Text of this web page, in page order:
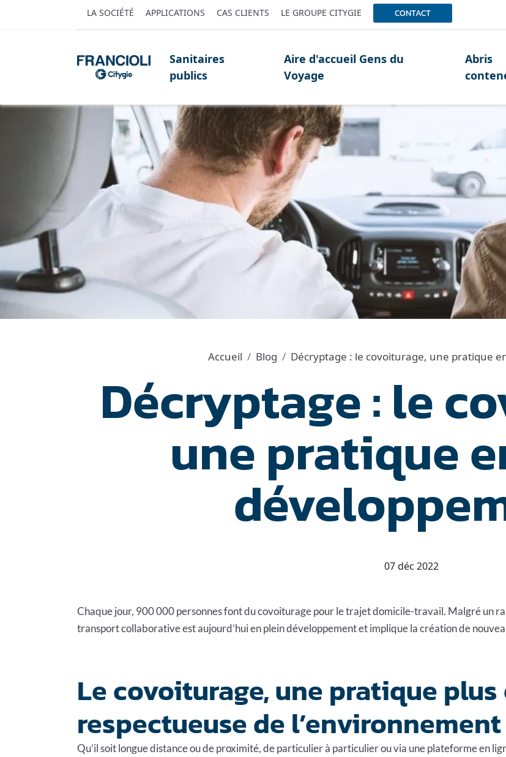
LA SOCIÉTÉ APPLICATIONS CAS CLIENTS LE GROUPE CITYGIE CONTACT
Sanitaires
publics
Aire d'accueil Gens du
Voyage
Abris
Accueil Blog Décryptage : le covoiturage, une pratique
Décryptage : le
une pratique
07 déc 2022
Chaque jour, 900 000 personnes font du covoiturage pour le trajet domicile-travail. Malgré un
transport collaborative est aujourd’hui en plein développement et implique la création de
Le covoiturage, une pratique
respectueuse de l’environnement
Qu’il soit longue distance ou de proximité, de particulier à particulier ou via une plateforme en